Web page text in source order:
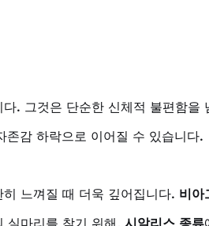
. 그것은 단순한 신체적 불편함을
감 하락으로 이어질 수 있습니다.
느껴질 때 더욱 깊어집니다. 비아